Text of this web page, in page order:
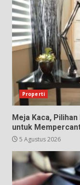
Properti
Meja Kaca,
untuk
5 Agustus 2026